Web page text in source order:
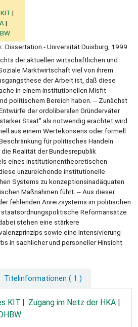
Dissertation - Universität Duisburg, 1999
der aktuellen wirtschaftlichen und
Marktwirtschaft viel von ihrem
der Arbeit ist, daß diese
in einem institutionellen Misfit
politischem Bereich haben. -- Zunächst
der ordoliberalen Gründerväter
Staat" als notwendig erachtet wird.
aus einem Wertekonsens oder formell
für politisches Handeln
Realität der Bundesrepublik
eines institutionentheoretischen
unzureichende institutionelle
Systems zu konzeptionsinadäquaten
Maßnahmen führt. -- Aus dieser
fehlenden Anreizsystems im politischen
Reformansätze
stehen eine stärkere
sowie eine Intensivierung
in sachlicher und personeller Hinsicht
Titelinformationen ( 1 )
KIT
Zugang im Netz der HKA